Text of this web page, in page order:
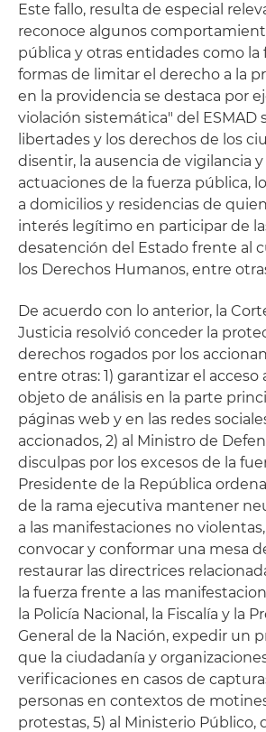
Este fallo, resulta de especial
reconoce algunos
pública y otras entidades como la
formas de limitar el derecho a la
en la providencia se destaca por
violación sistemática" del ESMAD
libertades y los derechos de los
disentir, la ausencia de vigilancia
actuaciones de la fuerza pública,
a domicilios y residencias de
interés legítimo en participar de
desatención del Estado frente al
los Derechos Humanos, entre
De acuerdo con lo anterior, la
Justicia resolvió conceder la
derechos rogados por los
entre otras: 1) garantizar el acceso
objeto de análisis en la parte
páginas web y en las redes
accionados, 2) al Ministro de
disculpas por los excesos de la
Presidente de la República
de la rama ejecutiva mantener
a las manifestaciones no
convocar y conformar una mesa
restaurar las directrices
la fuerza frente a las
la Policía Nacional, la Fiscalía y la
General de la Nación, expedir un
que la ciudadanía y
verificaciones en casos de
personas en contextos de
protestas, 5) al Ministerio Público,